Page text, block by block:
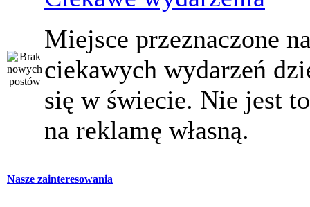
Miejsce przeznaczone
ciekawych wydarzeń
się w świecie. Nie jest
na reklamę własną.
Nasze zainteresowania